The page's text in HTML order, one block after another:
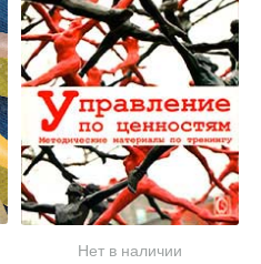
Нет в наличии